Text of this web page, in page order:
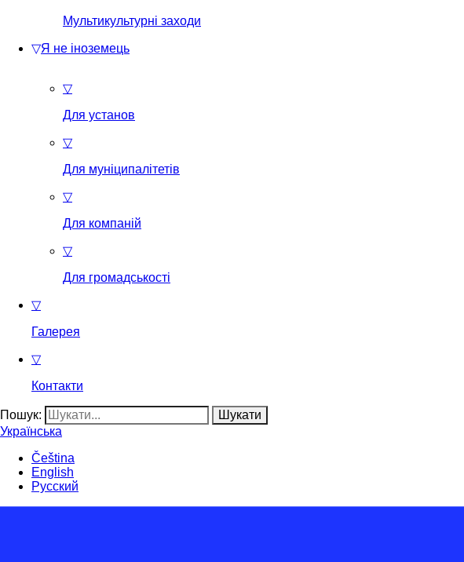
Мультикультурні заходи
▽Я не іноземець
▽
Для установ
▽
Для муніципалітетів
▽
Для компаній
▽
Для громадськості
▽
Галерея
▽
Контакти
Пошук:
Українська
Čeština
English
Русский